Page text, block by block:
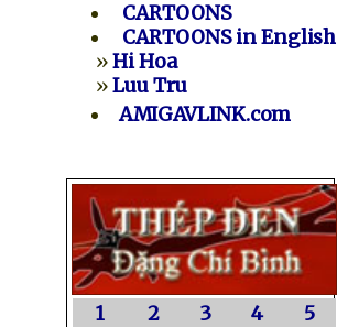
CARTOONS
CARTOONS in English
»Hi Hoa
»Luu Tru
AMIGAVLINK.com
1 2 3 4
5